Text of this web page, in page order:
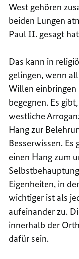
West gehören
beiden Lungen
Paul II. gesagt
Das kann in
gelingen, wenn
Willen einbringen
begegnen. Es
westliche
Hang zur
Besserwissen. Es
einen Hang zum
Eigenheiten, in
wichtiger ist als
aufeinander zu.
innerhalb der
dafür sein.